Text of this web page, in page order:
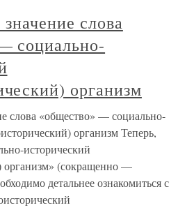
слова
социально-
организм
слова «общество» — социально-
организм Теперь,
исторический
организм» (сокращенно —
детальнее ознакомиться с